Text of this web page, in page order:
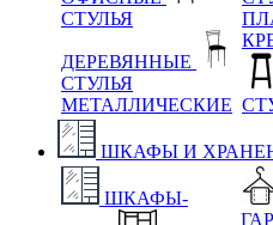
СТУЛЬЯ
ДЕРЕВЯННЫЕ
СТУЛЬЯ
МЕТАЛЛИЧЕСКИЕ
ШКАФЫ И
ШКАФЫ-